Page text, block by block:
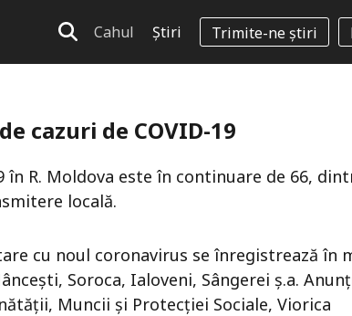
Cahul Știri Trimite-ne știri
cazuri de COVID-19
în R. Moldova este în continuare de 66,
locală.
cu noul coronavirus se înregistrează în
Soroca, Ialoveni, Sângerei ş.a.
Muncii şi Protecţiei Sociale, Viorica